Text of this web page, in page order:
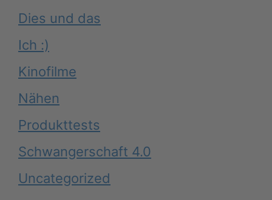
Dies und das
Ich :)
Kinofilme
Nähen
Produkttests
Schwangerschaft 4.0
Uncategorized